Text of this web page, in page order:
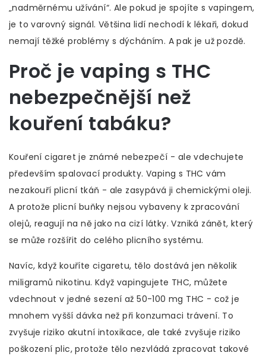
„nadměrnému užívání“. Ale pokud je spojíte s vapingem,
je to varovný signál. Většina lidí nechodí k lékaři, dokud
nemají těžké problémy s dýcháním. A pak je už pozdě.
Proč je vaping s THC
nebezpečnější než
kouření tabáku?
Kouření cigaret je známé nebezpečí - ale vdechujete
především spalovací produkty. Vaping s THC vám
nezakouří plicní tkáň - ale zasypává ji chemickými oleji.
A protože plicní buňky nejsou vybaveny k zpracování
olejů, reagují na ně jako na cizí látky. Vzniká zánět, který
se může rozšířit do celého plicního systému.
Navíc, když kouříte cigaretu, tělo dostává jen několik
miligramů nikotinu. Když vapingujete THC, můžete
vdechnout v jedné sezení až 50-100 mg THC - což je
mnohem vyšší dávka než při konzumaci trávení. To
zvyšuje riziko akutní intoxikace, ale také zvyšuje riziko
poškození plic, protože tělo nezvládá zpracovat takové